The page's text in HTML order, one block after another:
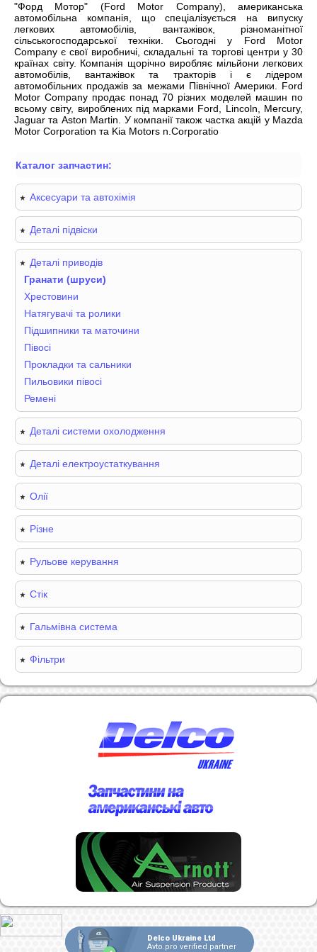
"Форд Мотор" (Ford Motor Company), американська
автомобільна компанія, що спеціалізується на випуску
легкових автомобілів, вантажівок, різноманітної
сільськогосподарської техніки. Сьогодні у Ford Motor
Company є свої виробничі, складальні та торгові центри у 30
країнах світу. Компанія щорічно виробляє мільйони легкових
автомобілів, вантажівок та тракторів і є лідером
автомобільних продажів за межами Північної Америки. Ford
Motor Company продає понад 70 різних моделей машин по
всьому світу, вироблених під марками Ford, Lincoln, Mercury,
Jaguar та Aston Martin. У компанії також частка акцій у Mazda
Motor Corporation та Kia Motors n.Corporatio
Каталог запчастин:
Аксесуари та автохімія
Деталі підвіски
Деталі приводів
Гранати (шруси)
Хрестовини
Натягувачі та ролики
Підшипники та маточини
Півосі
Прокладки та сальники
Пильовики півосі
Ремені
Деталі системи охолодження
Деталі електроустаткування
Олії
Різне
Рульове керування
Стік
Гальмівна система
Фільтри
Delco Ukraine Ltd
Avto.pro verified partner